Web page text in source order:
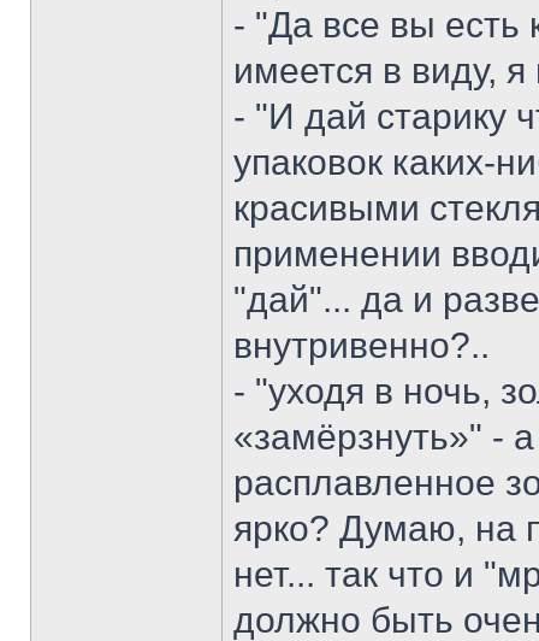
- "Да все вы есть
имеется в виду,
- "И дай старику
упаковок каких-
красивыми
применении
"дай"... да и
внутривенно?..
- "уходя в ночь,
«замёрзнуть»" -
расплавленное
ярко? Думаю, на
нет... так что и
должно быть